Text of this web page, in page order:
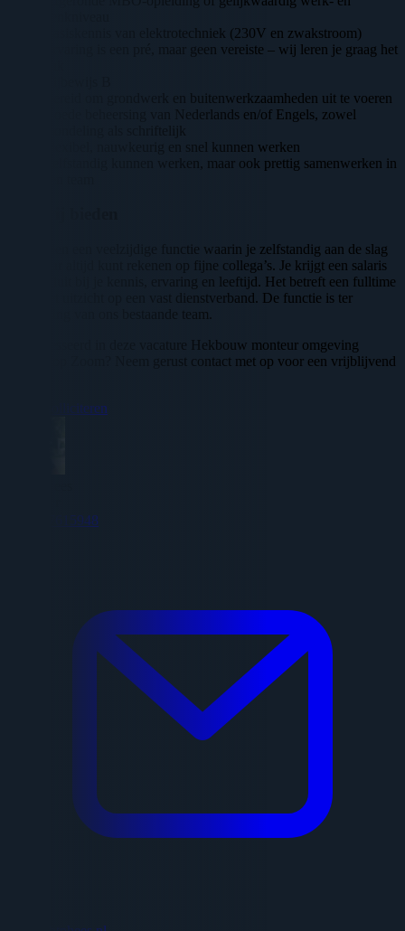
Basiskennis van elektrotechniek (230V en zwakstroom)
Ervaring is een pré, maar geen vereiste – wij leren je graag het
Bereid om grondwerk en buitenwerkzaamheden uit te voeren
Goede beheersing van Nederlands en/of Engels, zowel
mondeling als schriftelijk
Flexibel, nauwkeurig en snel kunnen werken
Zelfstandig kunnen werken, maar ook prettig samenwerken in
Wij bieden een veelzijdige functie waarin je zelfstandig aan de slag
gaat maar altijd kunt rekenen op fijne collega’s. Je krijgt een salaris
dat aansluit bij je kennis, ervaring en leeftijd. Het betreft een fulltime
baan met uitzicht op een vast dienstverband. De functie is ter
versterking van ons bestaande team.
Geinteresseerd in deze vacature Hekbouw monteur omgeving
Bergen op Zoom? Neem gerust contact met op voor een vrijblijvend
Direct solliciteren
0617615948